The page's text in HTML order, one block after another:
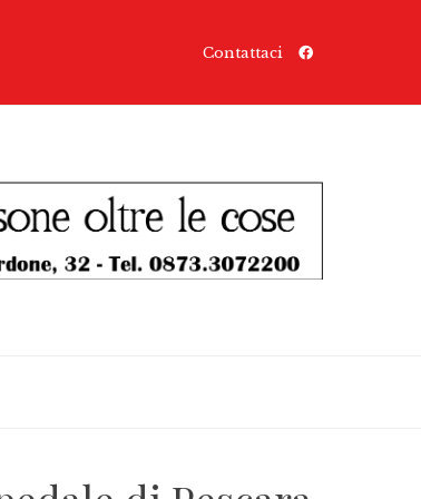
Contattaci